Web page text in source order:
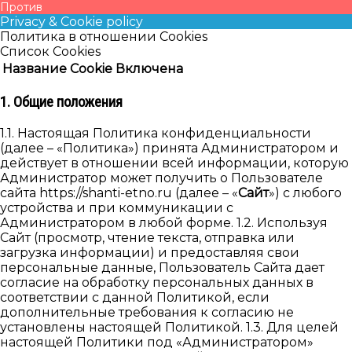
Против
Privacy & Cookie policy
Политика в отношении Cookies
Список Cookies
Название Cookie Включена
1. Общие положения
1.1. Настоящая Политика конфиденциальности
(далее – «Политика») принята Администратором и
действует в отношении всей информации, которую
Администратор может получить о Пользователе
сайта https://shanti-etno.ru (далее – «Сайт») с любого
устройства и при коммуникации с
Администратором в любой форме. 1.2. Используя
Cайт (просмотр, чтение текста, отправка или
загрузка информации) и предоставляя свои
персональные данные, Пользователь Сайта дает
согласие на обработку персональных данных в
соответствии с данной Политикой, если
дополнительные требования к согласию не
установлены настоящей Политикой. 1.3. Для целей
настоящей Политики под «Администратором»